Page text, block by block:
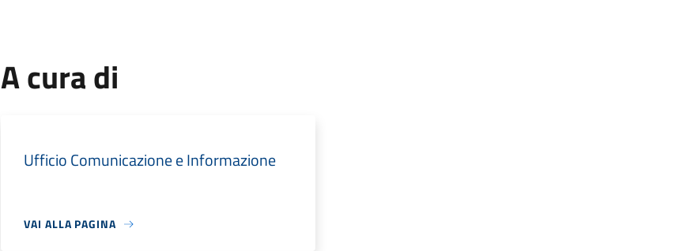
A cura di
Ufficio Comunicazione e Informazione
VAI ALLA PAGINA